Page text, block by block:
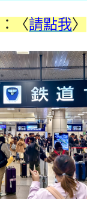
：〈請點我〉